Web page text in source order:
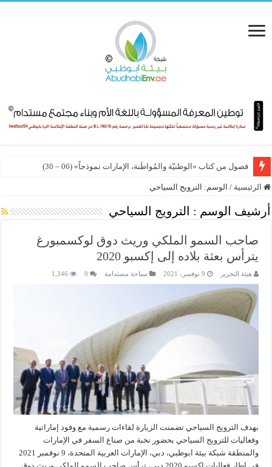
فصول من كتاب «الوطنيّة والمُواطَنة، الإمارات نموذجاً» (06 – 30)
الرئيسية / الوسم: الترويج السياحي
أرشيف الوسم : الترويج السياحي
صاحب السمو الملكي وريث دوق لوكسمبورغ
يترأس بعثة بلاده إلى إكسبو 2020
هيئة التحرير 9 نوفمبر، 2021 سياحة مستدامة 0
1,346
بهدف الترويج السياحي تضمنت الزيارة لقاءات رسمية مع وفود إماراتية
وفعاليات للترويج السياحي بحضور نخبة من صناع السفر في الإمارات
والمنطقة شبكة بيئة ابوظبي، دبي، الإمارات العربية المتحدة، 9 نوفمبر 2021